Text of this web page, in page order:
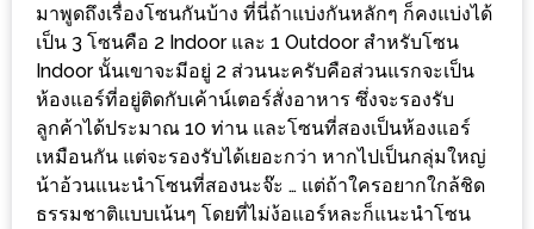
(SABAI
SEAFOOD)
HOMEPRO
FAIR
2017
เชียงใหม่
มาพูดถึงเรื่องโซนกันบ้าง ที่นี่ถ้าแบ่งกันหลักๆ ก็คงแบ่งได้
เป็น 3 โซนคือ 2 Indoor และ 1 Outdoor สำหรับโซน
Indoor นั้นเขาจะมีอยู่ 2 ส่วนนะครับคือส่วนแรกจะเป็น
ห้องแอร์ที่อยู่ติดกับเค้าน์เตอร์สั่งอาหาร ซึ่งจะรองรับ
ลูกค้าได้ประมาณ 10 ท่าน และโซนที่สองเป็นห้องแอร์
เหมือนกัน แต่จะรองรับได้เยอะกว่า หากไปเป็นกลุ่มใหญ่
น้าอ้วนแนะนำโซนที่สองนะจ๊ะ … แต่ถ้าใครอยากใกล้ชิด
ธรรมชาติแบบเน้นๆ โดยที่ไม่ง้อแอร์หละก็แนะนำโซน